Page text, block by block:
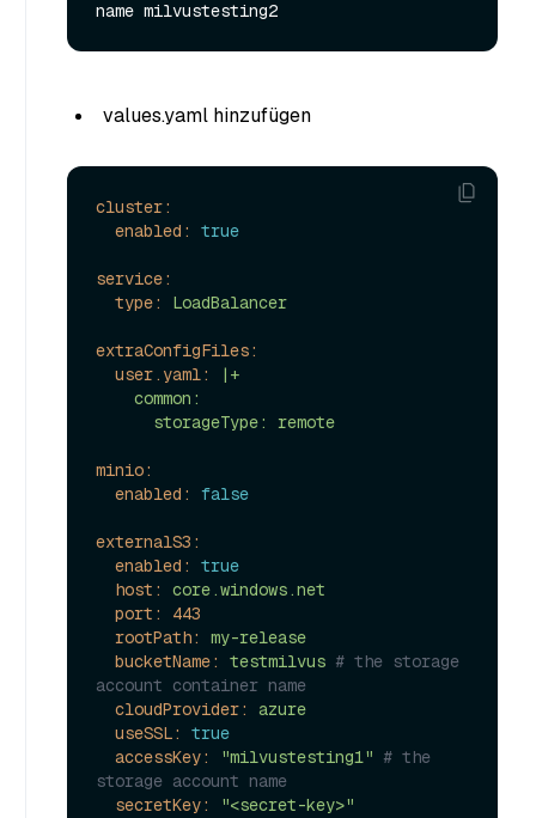
values.yaml hinzufügen
cluster:
enabled:
true
service:
type:
LoadBalancer
extraConfigFiles:
user.yaml:
|+
minio:
enabled:
false
externalS3:
enabled:
true
host:
core.windows.net
port:
443
rootPath:
my-release
bucketName:
testmilvus # the storage
account container name
cloudProvider:
azure
useSSL:
true
accessKey:
"milvustesting1" # the
storage account name
secretKey:
"<secret-key>"